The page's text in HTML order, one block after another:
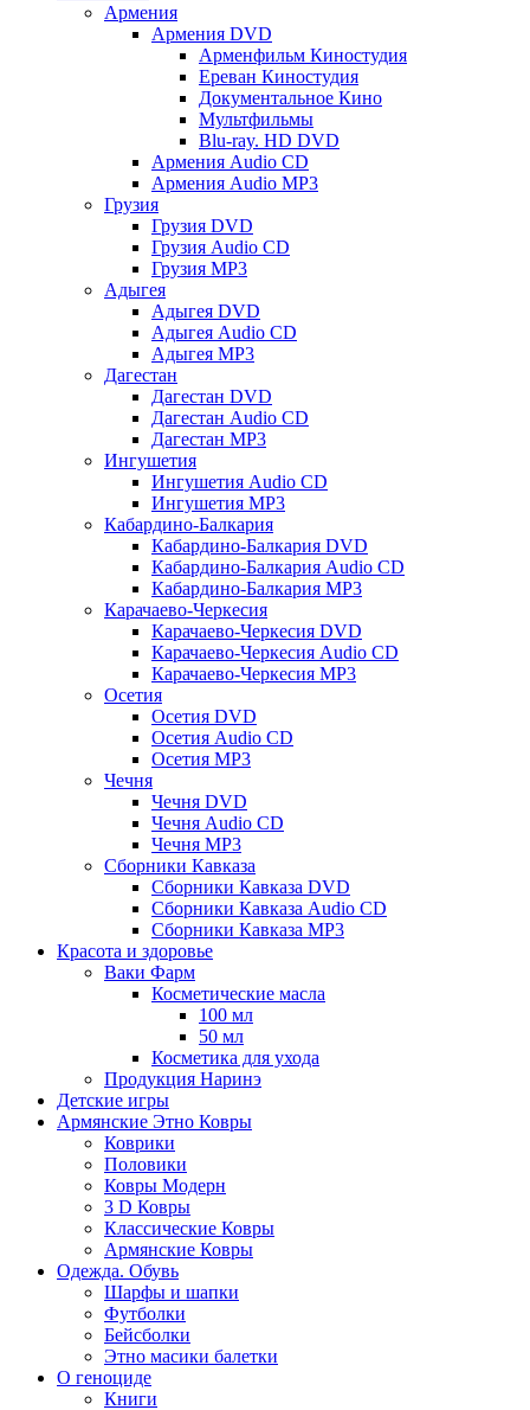
Армения
Армения DVD
Арменфильм Киностудия
Ереван Киностудия
Документальное Кино
Мультфильмы
Blu-ray. HD DVD
Армения Audio CD
Армения Audio MP3
Грузия
Грузия DVD
Грузия Audio CD
Грузия MP3
Адыгея
Адыгея DVD
Адыгея Audio CD
Адыгея MP3
Дагестан
Дагестан DVD
Дагестан Audio CD
Дагестан MP3
Ингушетия
Ингушетия Audio CD
Ингушетия MP3
Кабардино-Балкария
Кабардино-Балкария DVD
Кабардино-Балкария Audio CD
Кабардино-Балкария MP3
Карачаево-Черкесия
Карачаево-Черкесия DVD
Карачаево-Черкесия Audio CD
Карачаево-Черкесия MP3
Осетия
Осетия DVD
Осетия Audio CD
Осетия MP3
Чечня
Чечня DVD
Чечня Audio CD
Чечня MP3
Сборники Кавказа
Сборники Кавказа DVD
Сборники Кавказа Audio CD
Сборники Кавказа MP3
Красота и здоровье
Ваки Фарм
Косметические масла
100 мл
50 мл
Косметика для ухода
Продукция Наринэ
Детские игры
Армянские Этно Ковры
Коврики
Половики
Ковры Модерн
3 D Ковры
Классические Ковры
Армянские Ковры
Одежда. Обувь
Шарфы и шапки
Футболки
Бейсболки
Этно масики балетки
О геноциде
Книги